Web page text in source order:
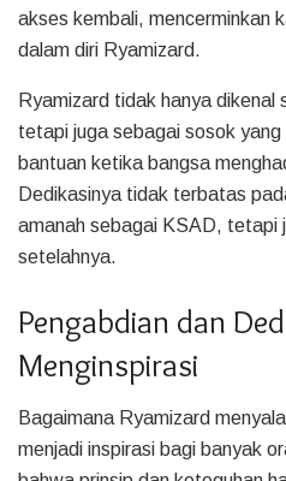
akses kembali, mencerminkan
dalam diri Ryamizard.
Ryamizard tidak hanya dikenal
tetapi juga sebagai sosok
bantuan ketika bangsa
Dedikasinya tidak terbatas
amanah sebagai KSAD, tetapi
setelahnya.
Pengabdian dan
Menginspirasi
Bagaimana Ryamizard
menjadi inspirasi bagi banyak